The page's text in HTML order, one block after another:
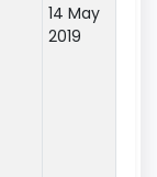
14 May
2019